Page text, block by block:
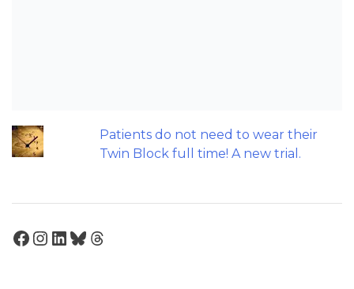
Patients do not need to wear their
Twin Block full time! A new trial.
Facebook
Instagram
LinkedIn
Bluesky
Threads